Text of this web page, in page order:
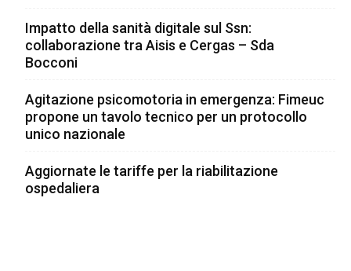
Impatto della sanità digitale sul Ssn:
collaborazione tra Aisis e Cergas – Sda
Bocconi
Agitazione psicomotoria in emergenza: Fimeuc
propone un tavolo tecnico per un protocollo
unico nazionale
Aggiornate le tariffe per la riabilitazione
ospedaliera